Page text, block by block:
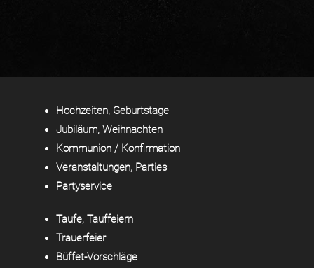
Hochzeiten, Geburtstage
Jubiläum, Weihnachten
Kommunion / Konfirmation
Veranstaltungen, Parties
Partyservice
Taufe, Tauffeiern
Trauerfeier
Büffet-Vorschläge